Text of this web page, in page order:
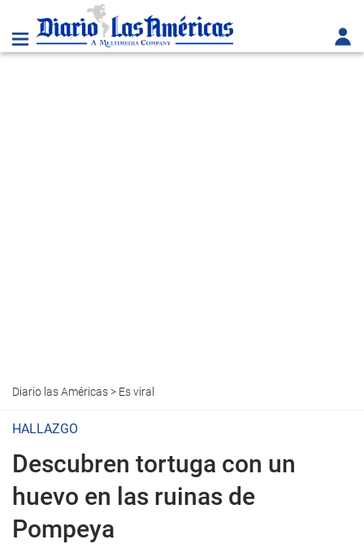
Diario las Américas> Es viral
HALLAZGO
Descubren tortuga con un
huevo en las ruinas de
Pompeya